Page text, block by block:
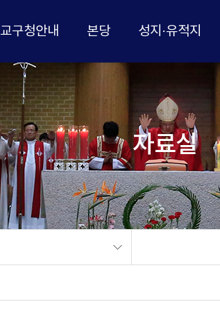
교구청안내 본당 성지·유적지
자료실